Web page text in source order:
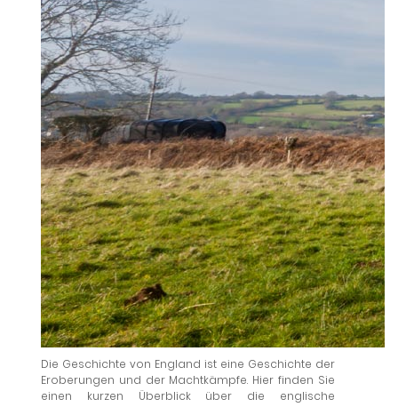
Die Geschichte von England ist eine Geschichte der
Eroberungen und der Machtkämpfe. Hier finden Sie
einen kurzen Überblick über die englische